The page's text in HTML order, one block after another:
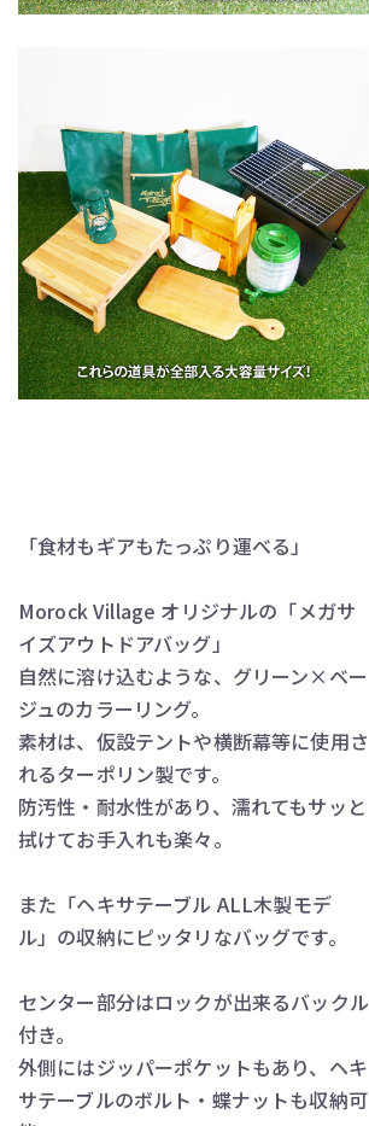
「食材もギアもたっぷり運べる」
Morock Village オリジナルの「メガサ
イズアウトドアバッグ」
自然に溶け込むような、グリーン×ベー
ジュのカラーリング。
素材は、仮設テントや横断幕等に使用さ
れるターポリン製です。
防汚性・耐水性があり、濡れてもサッと
拭けてお手入れも楽々。
また「ヘキサテーブル ALL木製モデ
ル」の収納にピッタリなバッグです。
センター部分はロックが出来るバックル
付き。
外側にはジッパーポケットもあり、ヘキ
サテーブルのボルト・蝶ナットも収納可